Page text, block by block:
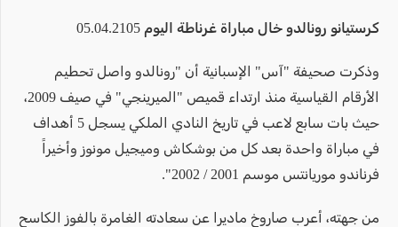
كرستيانو رونالدو خال مباراة غرناطة اليوم 05.04.2105
وذكرت صحيفة "آس" الإسبانية أن "رونالدو واصل تحطيم
الأرقام القياسية منذ ارتداء قميص "الميرينجي" في صيف 2009،
حيث بات سابع لاعب في تاريخ النادي الملكي يسجل 5 أهداف
في مباراة واحدة بعد كل من بوشكاش وميجيل مونوز وأخيراً
فرناندو موريانتس موسم 2001 / 2002".
من جهته، أعرب صاروخ ماديرا عن سعادته الغامرة بالفوز الكاسح